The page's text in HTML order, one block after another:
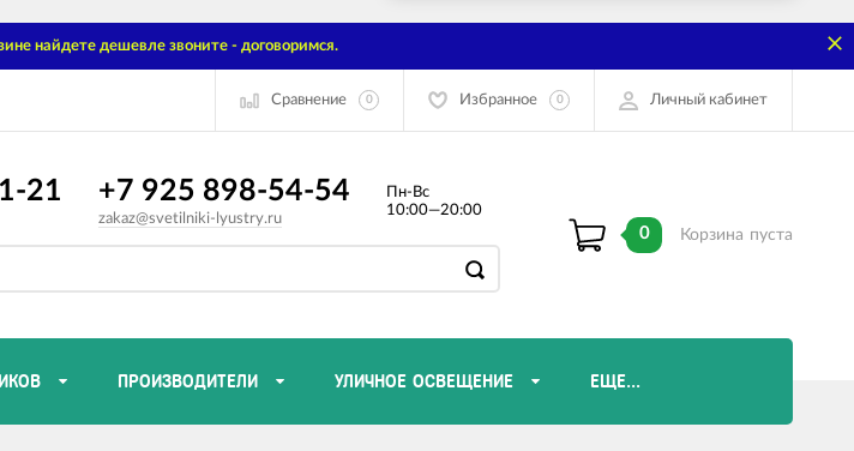
найдете дешевле звоните - договоримся.
Сравнение 0 Избранное 0 Личный кабинет
21 +7 925 898-54-54
zakaz@svetilniki-lyustry.ru
Пн-Вс
10:00—20:00
0 Корзина пуста
ПРОИЗВОДИТЕЛИ УЛИЧНОЕ ОСВЕЩЕНИЕ ЕЩЕ...